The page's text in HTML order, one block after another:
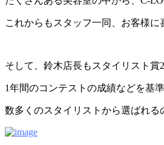
これからもスタッフ一同、お客様に
そして、鈴木店長もスタイリスト賞
1年間のコンテストの成績などを基
数多くのスタイリストから選ばれる